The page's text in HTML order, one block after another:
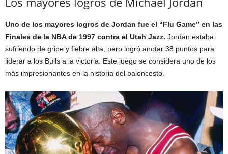
Uno de los mayores logros de Jordan fue el “Flu Game” en las
Finales de la NBA de 1997 contra el Utah Jazz. Jordan estaba
sufriendo de gripe y fiebre alta, pero logró anotar 38 puntos para
liderar a los Bulls a la victoria. Este juego se considera uno de los
más impresionantes en la historia del baloncesto.